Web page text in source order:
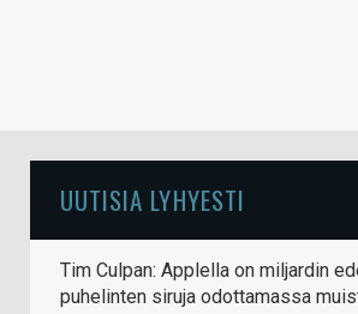
UUTISIA LYHYESTI
Tim Culpan: Applella on miljardin
puhelinten siruja odottamassa